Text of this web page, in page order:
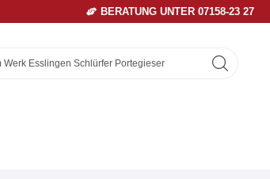
BERATUNG UNTER 07158-23 27